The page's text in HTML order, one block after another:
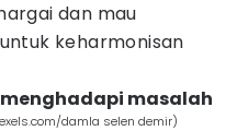
dan mau
keharmonisan
masalah
damla selen demir)